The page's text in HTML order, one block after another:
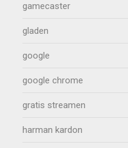
gamecaster
gladen
google
google chrome
gratis streamen
harman kardon